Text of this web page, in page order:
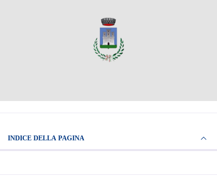
INDICE DELLA PAGINA